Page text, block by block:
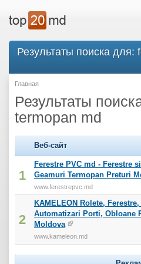
Результаты поиска для:
Главная
Результаты
termopan md
Веб-сайт
1
Ferestre PVC md - Ferestre
Geamuri Termopan Preturi
www.ferestrepvc.md
2
KAMELEON Rolete,
Automatizari Porti, Obloane
Moldova
www.kameleon.md